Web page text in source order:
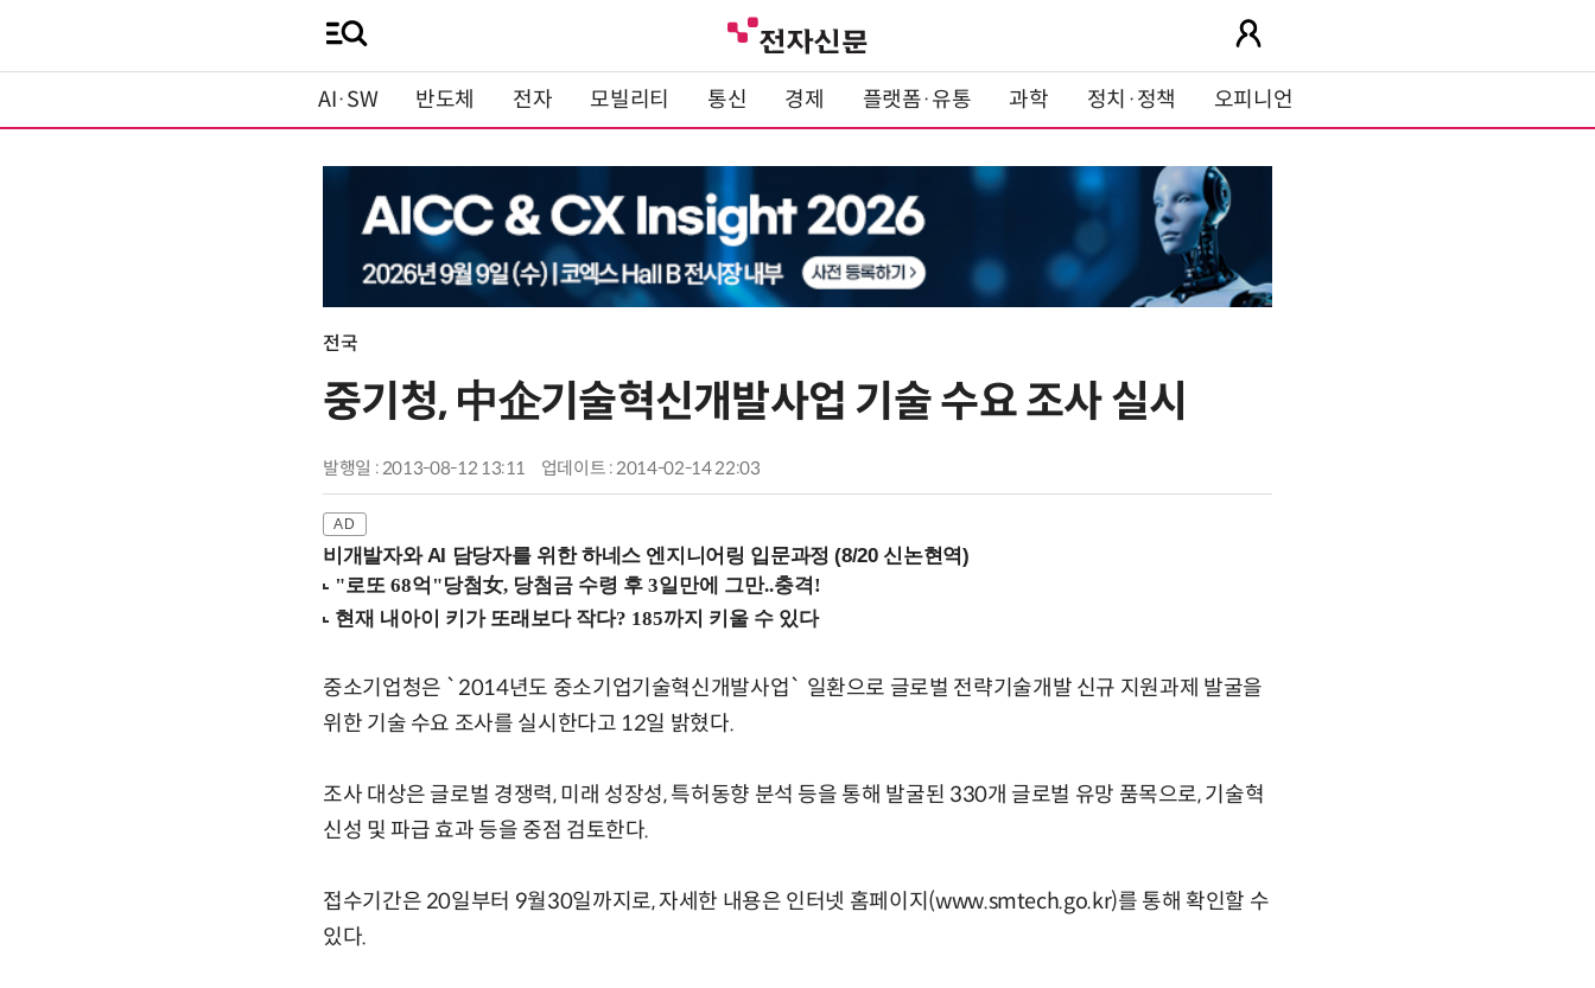
AI·SW 반도체 전자 모빌리티 통신 경제 플랫폼·유통 과학 정치·정책 오피니언
전국
중기청, 中企기술혁신개발사업 기술 수요 조사 실시
발행일 : 2013-08-12 13:11 업데이트 : 2014-02-14 22:03
비개발자와 AI 담당자를 위한 하네스 엔지니어링 입문과정 (8/20 신논현역)
중소기업청은 `2014년도 중소기업기술혁신개발사업` 일환으로 글로벌 전략기술개발 신규 지원과제 발굴을
위한 기술 수요 조사를 실시한다고 12일 밝혔다.
조사 대상은 글로벌 경쟁력, 미래 성장성, 특허동향 분석 등을 통해 발굴된 330개 글로벌 유망 품목으로, 기술혁
신성 및 파급 효과 등을 중점 검토한다.
접수기간은 20일부터 9월30일까지로, 자세한 내용은 인터넷 홈페이지(www.smtech.go.kr)를 통해 확인할 수
있다.